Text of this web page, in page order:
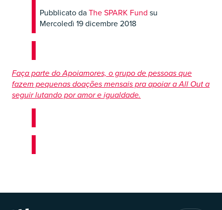
Pubblicato daThe SPARK Fund su
Mercoledì 19 dicembre 2018
Faça parte do Apoiamores, o grupo de pessoas que
fazem pequenas doações mensais pra apoiar a All Out a
seguir lutando por amor e igualdade.